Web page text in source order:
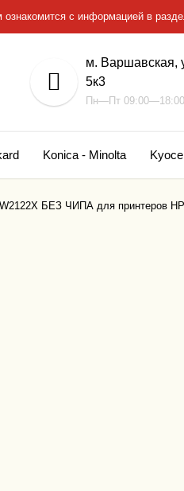
ознакомится с информацией в
м. Варшавская,
5к3
Пн—Пт 09:00—18:00
Konica - Minolta
БЕЗ ЧИПА для принтеров